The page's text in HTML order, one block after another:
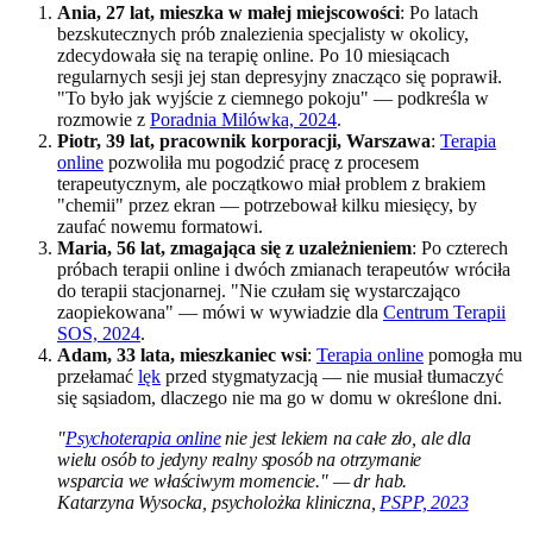
Ania, 27 lat, mieszka w małej miejscowości: Po latach
bezskutecznych prób znalezienia specjalisty w okolicy,
zdecydowała się na terapię online. Po 10 miesiącach
regularnych sesji jej stan depresyjny znacząco się poprawił.
"To było jak wyjście z ciemnego pokoju" — podkreśla w
rozmowie z Poradnia Milówka, 2024.
Piotr, 39 lat, pracownik korporacji, Warszawa: Terapia
online pozwoliła mu pogodzić pracę z procesem
terapeutycznym, ale początkowo miał problem z brakiem
"chemii" przez ekran — potrzebował kilku miesięcy, by
zaufać nowemu formatowi.
Maria, 56 lat, zmagająca się z uzależnieniem: Po czterech
próbach terapii online i dwóch zmianach terapeutów wróciła
do terapii stacjonarnej. "Nie czułam się wystarczająco
zaopiekowana" — mówi w wywiadzie dla Centrum Terapii
SOS, 2024.
Adam, 33 lata, mieszkaniec wsi: Terapia online pomogła mu
przełamać lęk przed stygmatyzacją — nie musiał tłumaczyć
się sąsiadom, dlaczego nie ma go w domu w określone dni.
"Psychoterapia onlinenie jest lekiem na całe zło, ale dla
wielu osób to jedyny realny sposób na otrzymanie
wsparcia we właściwym momencie." — dr hab.
Katarzyna Wysocka, psycholożka kliniczna, PSPP, 2023